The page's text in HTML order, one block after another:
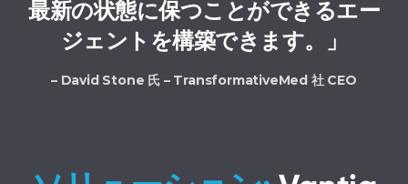
最新の状態に保つことができるエー
ジェントを構築できます。」
– David Stone 氏 – TransformativeMed 社 CEO